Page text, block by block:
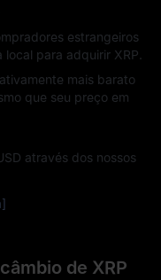
estrangeiros
para adquirir XRP.
mais barato
que seu preço em
através dos nossos
de XRP